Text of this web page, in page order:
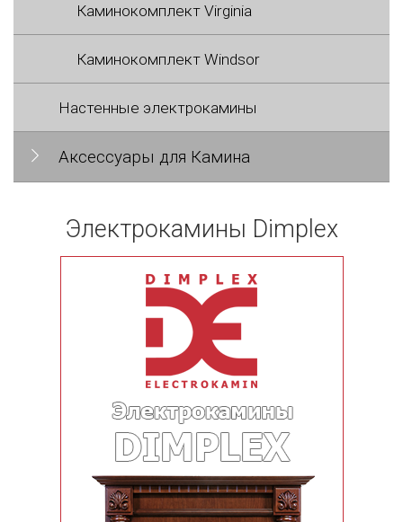
Каминокомплект Virginia
Каминокомплект Windsor
Настенные электрокамины
Аксессуары для Камина
Электрокамины Dimplex